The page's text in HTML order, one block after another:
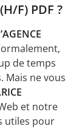
F) PDF ?
de temps
Mais ne vous
et notre
utiles pour